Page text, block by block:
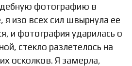
фотографию в
я изо всех сил швырнула ее
и фотография ударилась о
стекло разлетелось на
осколков. Я замерла,